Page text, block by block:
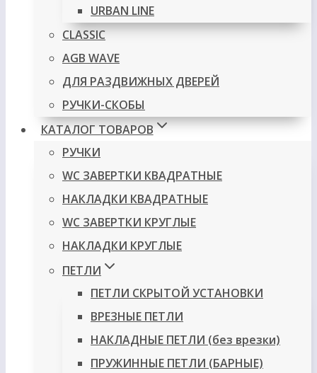
URBAN LINE
CLASSIC
AGB WAVE
ДЛЯ РАЗДВИЖНЫХ ДВЕРЕЙ
РУЧКИ-СКОБЫ
КАТАЛОГ ТОВАРОВ
РУЧКИ
WC ЗАВЕРТКИ КВАДРАТНЫЕ
НАКЛАДКИ КВАДРАТНЫЕ
WC ЗАВЕРТКИ КРУГЛЫЕ
НАКЛАДКИ КРУГЛЫЕ
ПЕТЛИ
ПЕТЛИ СКРЫТОЙ УСТАНОВКИ
ВРЕЗНЫЕ ПЕТЛИ
НАКЛАДНЫЕ ПЕТЛИ (без врезки)
ПРУЖИННЫЕ ПЕТЛИ (БАРНЫЕ)